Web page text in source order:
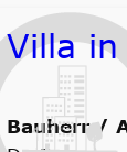
Villa in
Bauherr /